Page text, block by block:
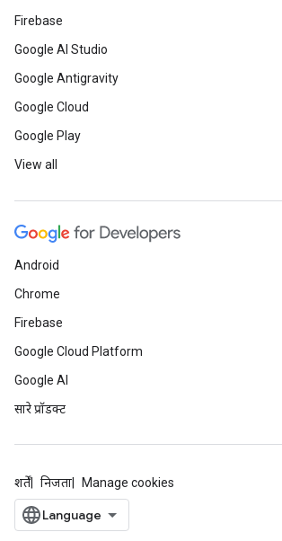
Firebase
Google AI Studio
Google Antigravity
Google Cloud
Google Play
View all
Android
Chrome
Firebase
Google Cloud Platform
Google AI
सारे प्रॉडक्ट
शर्तें निजता Manage cookies